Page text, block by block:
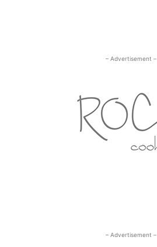
– Advertisement –
– Advertisement –